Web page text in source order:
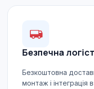
Безпечна
Безкоштовна
монтаж і